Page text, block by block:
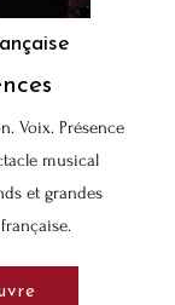
Voix. Présence
musical
et grandes